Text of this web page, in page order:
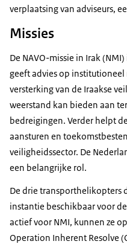
verplaatsing van adviseurs,
Missies
De NAVO-missie in Irak
geeft advies op institutioneel
versterking van de Iraakse
weerstand kan bieden aan
bedreigingen. Verder helpt
aansturen en
veiligheidssector. De
een belangrijke rol.
De drie transporthelikopters
instantie beschikbaar voor
actief voor NMI, kunnen ze
Operation Inherent Resolve